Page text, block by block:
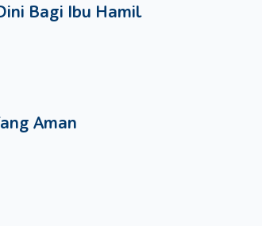
Bagi Ibu Hamil
Aman